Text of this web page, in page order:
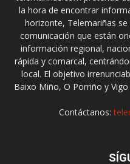
la hora de encontrar
horizonte, Telemariñas
comunicación que están
información regional,
rápida y comarcal,
local. El objetivo
Baixo Miño, O Porriño y
Contáctanos: